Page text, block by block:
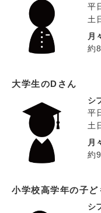
平
土
月
約
大学生のDさん
シ
平
土
月
約
小学校高学年の子
シ